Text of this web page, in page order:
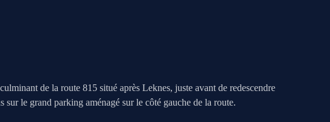
de la route 815 situé après Leknes, juste avant de redescendre
sur le grand parking aménagé sur le côté gauche de la route.